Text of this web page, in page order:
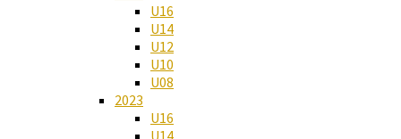
U16
U14
U12
U10
U08
2023
U16
U14